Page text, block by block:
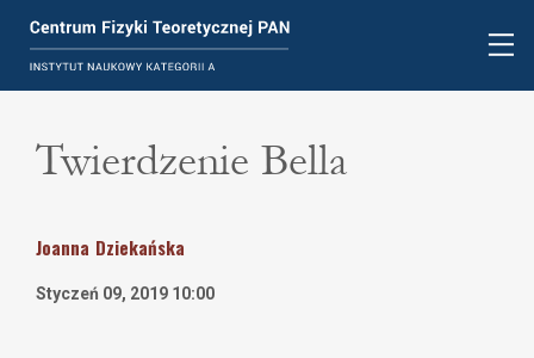
Twierdzenie Bella
Joanna Dziekańska
Styczeń 09, 2019 10:00